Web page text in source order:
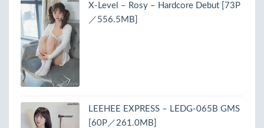
X-Level – Rosy – Hardcore Debut [73P
／556.5MB]
LEEHEE EXPRESS – LEDG-065B GMS
[60P／261.0MB]